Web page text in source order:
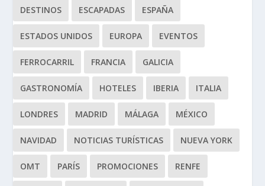
DESTINOS ESCAPADAS ESPAÑA
ESTADOS UNIDOS EUROPA EVENTOS
FERROCARRIL FRANCIA GALICIA
GASTRONOMÍA HOTELES IBERIA ITALIA
LONDRES MADRID MÁLAGA MÉXICO
NAVIDAD NOTICIAS TURÍSTICAS NUEVA YORK
OMT PARÍS PROMOCIONES RENFE